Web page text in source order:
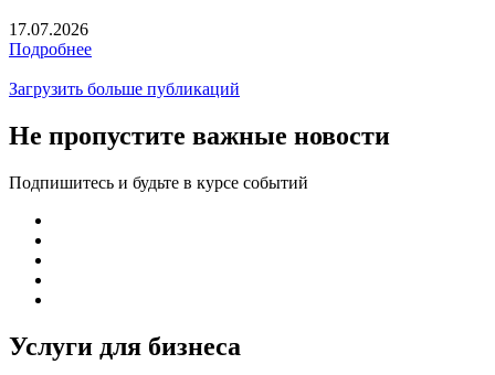
17.07.2026
Подробнее
Загрузить больше публикаций
Не пропустите важные новости
Подпишитесь и будьте в курсе событий
Услуги для бизнеса